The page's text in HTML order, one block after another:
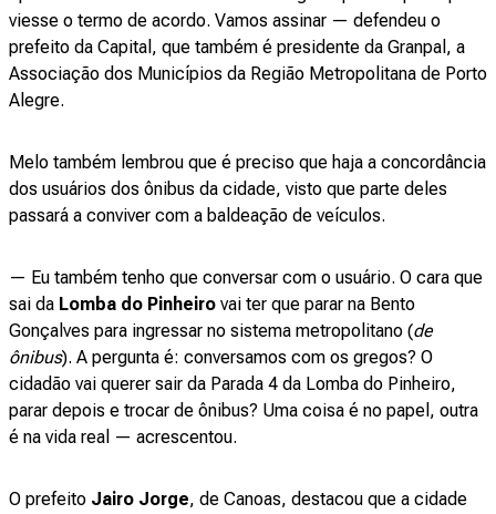
viesse o termo de acordo. Vamos assinar — defendeu o
prefeito da Capital, que também é presidente da Granpal, a
Associação dos Municípios da Região Metropolitana de Porto
Alegre.
Melo também lembrou que é preciso que haja a concordância
dos usuários dos ônibus da cidade, visto que parte deles
passará a conviver com a baldeação de veículos.
— Eu também tenho que conversar com o usuário. O cara que
sai da Lomba do Pinheiro vai ter que parar na Bento
Gonçalves para ingressar no sistema metropolitano (de
ônibus). A pergunta é: conversamos com os gregos? O
cidadão vai querer sair da Parada 4 da Lomba do Pinheiro,
parar depois e trocar de ônibus? Uma coisa é no papel, outra
é na vida real — acrescentou.
O prefeito Jairo Jorge, de Canoas, destacou que a cidade